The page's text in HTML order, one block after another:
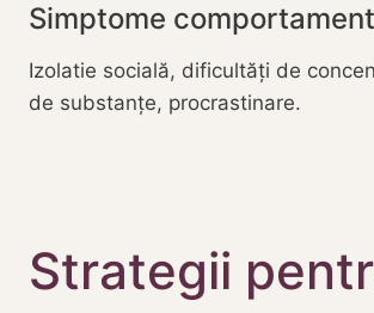
Simptome
Izolatie socială, dificultăți de
de substanțe, procrastinare.
Strategii